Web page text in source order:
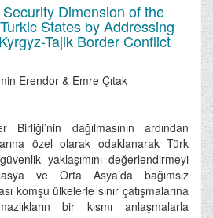
Dimension of the
States by Addressing
Tajik Border Conflict
Erendor & Emre Çıtak
dağılmasının ardından
özel olarak odaklanarak Türk
yaklaşımını değerlendirmeyi
ve Orta Asya’da bağımsız
komşu ülkelerle sınır çatışmalarına
bir kısmı anlaşmalarla